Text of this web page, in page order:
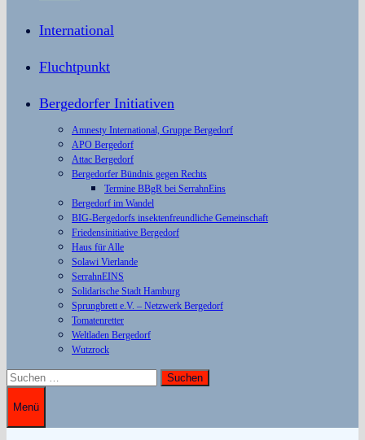
International
Fluchtpunkt
Bergedorfer Initiativen
Amnesty International, Gruppe Bergedorf
APO Bergedorf
Attac Bergedorf
Bergedorfer Bündnis gegen Rechts
Termine BBgR bei SerrahnEins
Bergedorf im Wandel
BIG-Bergedorfs insektenfreundliche Gemeinschaft
Friedensinitiative Bergedorf
Haus für Alle
Solawi Vierlande
SerrahnEINS
Solidarische Stadt Hamburg
Sprungbrett e.V. – Netzwerk Bergedorf
Tomatenretter
Weltladen Bergedorf
Wutzrock
Suchen
nach:
Menü